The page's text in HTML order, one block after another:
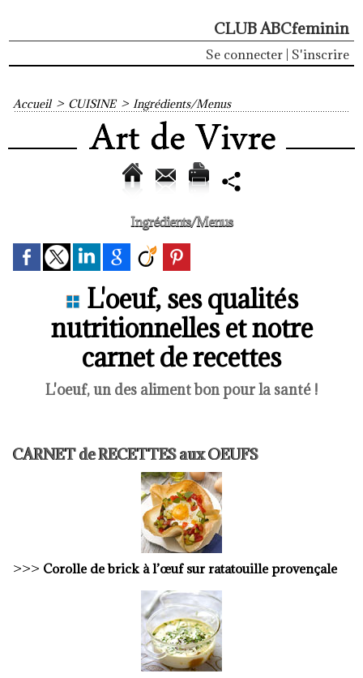
CLUB ABCfeminin
Se connecter S'inscrire
Accueil > CUISINE > Ingrédients/Menus
Ingrédients/Menus
L'oeuf, ses qualités
nutritionnelles et notre
carnet de recettes
L'oeuf, un des aliment bon pour la santé !
CARNET de RECETTES aux OEUFS
>>> Corolle de brick à l’œuf sur ratatouille provençale